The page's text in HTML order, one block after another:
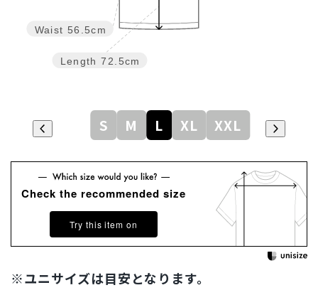
Length 72.5cm
Waist 56.5cm
S M L XL XXL
Check the recommended size
Try this item on
※ユニサイズは目安となります。